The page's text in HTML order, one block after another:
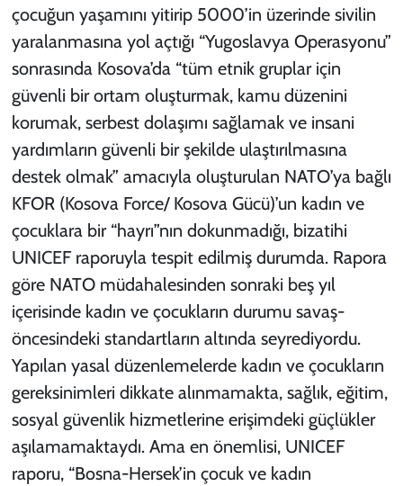
çocuğun yaşamını yitirip 5000’in üzerinde sivilin
yaralanmasına yol açtığı “Yugoslavya Operasyonu”
sonrasında Kosova’da “tüm etnik gruplar için
güvenli bir ortam oluşturmak, kamu düzenini
korumak, serbest dolaşımı sağlamak ve insani
yardımların güvenli bir şekilde ulaştırılmasına
destek olmak” amacıyla oluşturulan NATO’ya bağlı
KFOR (Kosova Force/ Kosova Gücü)’un kadın ve
çocuklara bir “hayrı”nın dokunmadığı, bizatihi
UNICEF raporuyla tespit edilmiş durumda. Rapora
göre NATO müdahalesinden sonraki beş yıl
içerisinde kadın ve çocukların durumu savaş-
öncesindeki standartların altında seyrediyordu.
Yapılan yasal düzenlemelerde kadın ve çocukların
gereksinimleri dikkate alınmamakta, sağlık, eğitim,
sosyal güvenlik hizmetlerine erişimdeki güçlükler
aşılamamaktaydı. Ama en önemlisi, UNICEF
raporu, “Bosna-Hersek’in çocuk ve kadın